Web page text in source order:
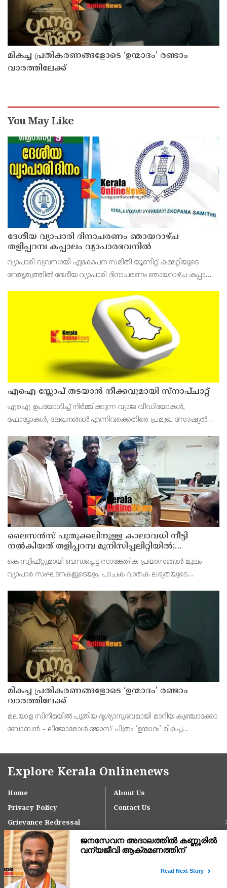
മികച്ച പ്രതികരണങ്ങളോടെ ‘ഉന്മാദം’ രണ്ടാം
വാരത്തിലേക്ക്
You May Like
ദേശീയ വ്യാപാരി ദിനാചരണം ഞായറാഴ്ച
തളിപ്പറമ്പ കപ്പാലം വ്യാപാരഭവനിൽ
വ്യാപാരി വ്യവസായി ഏകോപന സമിതി യൂണിറ്റ് കമ്മറ്റിയുടെ
നേതൃത്വത്തിൽ ദേശീയ വ്യാപാരി ദിനാചരണം ഞായറാഴ്ച കപ്പാലം
എഐ സ്ലോപ് തടയാൻ നീക്കവുമായി സ്നാപ്ചാറ്റ്
എഐ ഉപയോഗിച്ച് നിർമ്മിക്കുന്ന വ്യാജ വീഡിയോകൾ,
ഫോട്ടോകൾ, ലേഖനങ്ങൾ എന്നിവക്കെതിരെ പ്രമുഖ സോഷ്യൽ
സ്നാപ്ചാറ്റ്, യൂട്യൂബ്, ലിങ്ക്ഡ്ഇൻ, സബ്‌സ്റ്റാക്ക് തുടങ്ങി
ലൈസൻസ് പുതുക്കലിനുള്ള കാലാവധി നീട്ടി
നൽകിയത് തളിപ്പറമ്പ മുനിസിപ്പലിറ്റിയിൽ;
പ്രാവർത്തികമാകാത്തതിൽ പ്രതിഷേധിച്ച് വ്യാപാരി
വ്യവസായി സമിതി മുനിസിപ്പൽ കമ്മിറ്റി
കെ സ്വിഫ്റ്റുമായി ബന്ധപ്പെട്ട സാങ്കേതിക പ്രയാസങ്ങൾ മൂലം
വ്യാപാര സംഘടനകളുടെയും, പാചക വാതക ലഭ്യതയുടെ
ആൻഡ് റെസ്റ്റോറന്റ് അസോസിയേഷൻകാരുടെയും, മലിനീകര
മികച്ച പ്രതികരണങ്ങളോടെ ‘ഉന്മാദം’ രണ്ടാം
വാരത്തിലേക്ക്
മലയാള സിനിമയിൽ പുതിയ ദൃശ്യാനുഭവമായി മാറിയ കുഞ്ചാക്കോ
ബോബൻ – ലിജോമോൾ ജോസ് ചിത്രം ‘ഉന്മാദം’ മികച്ച
വാരത്തിലേക്ക് പ്രവേശിക്കുന്നു.
Explore Kerala Onlinenews
Home
About Us
Privacy Policy
Contact Us
Grievance Redressal